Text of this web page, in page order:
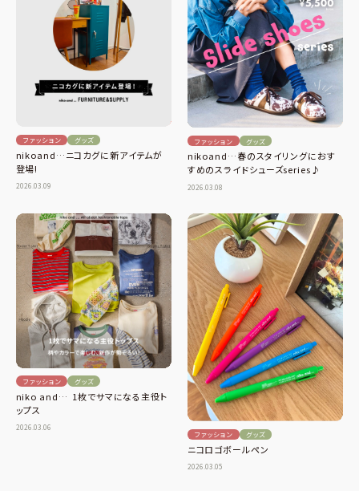
ファッション グッズ
nikoand…ニコカグに新アイテムが
登場!
2026.03.09
ファッション グッズ
nikoand…春のスタイリングにおす
すめのスライドシューズseries♪
2026.03.08
ファッション グッズ
niko and… 1枚でサマになる主役ト
ップス
2026.03.06
ファッション グッズ
ニコロゴボールペン
2026.03.05